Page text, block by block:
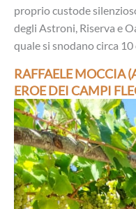
proprio custode
degli Astroni, Riserva e
quale si snodano circa
RAFFAELE MOCCIA
EROE DEI CAMPI